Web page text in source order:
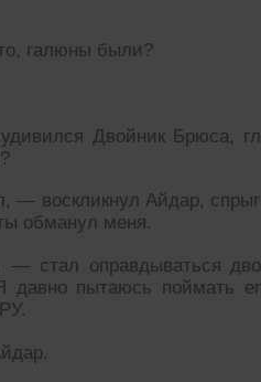
галюны были?
Двойник Брюса,
— воскликнул Айдар,
обманул меня.
стал оправдываться
пытаюсь поймать